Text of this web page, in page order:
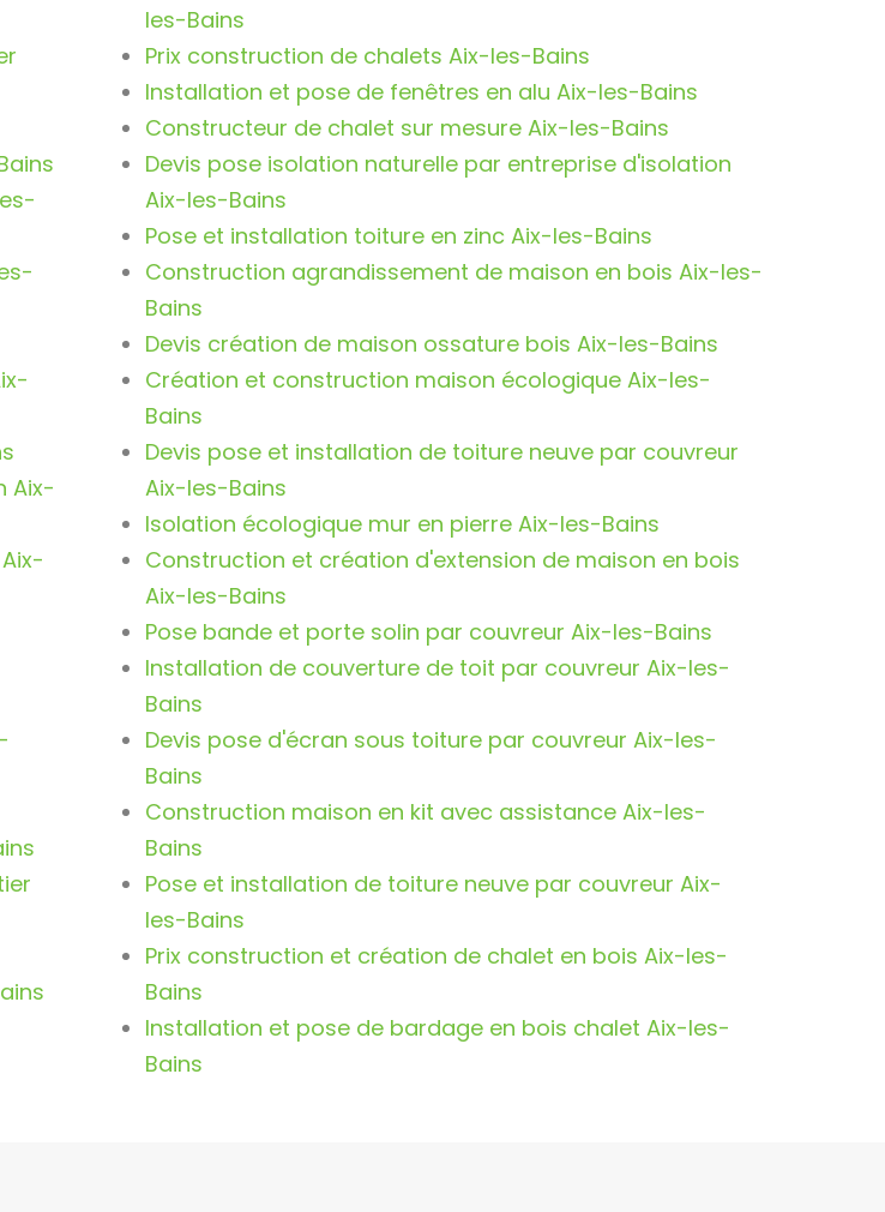
Aix-
les-Bains
Prix construction de chalets Aix-les-Bains
Installation et pose de fenêtres en alu Aix-les-Bains
Constructeur de chalet sur mesure Aix-les-Bains
Devis pose isolation naturelle par entreprise d'isolation
Aix-les-Bains
Pose et installation toiture en zinc Aix-les-Bains
Construction agrandissement de maison en bois Aix-les-
Bains
Devis création de maison ossature bois Aix-les-Bains
Création et construction maison écologique Aix-les-
Bains
Devis pose et installation de toiture neuve par couvreur
Aix-les-Bains
Isolation écologique mur en pierre Aix-les-Bains
Construction et création d'extension de maison en bois
Aix-les-Bains
Pose bande et porte solin par couvreur Aix-les-Bains
Installation de couverture de toit par couvreur Aix-les-
Bains
Devis pose d'écran sous toiture par couvreur Aix-les-
Bains
Construction maison en kit avec assistance Aix-les-
Bains
Pose et installation de toiture neuve par couvreur Aix-
les-Bains
Prix construction et création de chalet en bois Aix-les-
Bains
Installation et pose de bardage en bois chalet Aix-les-
Bains